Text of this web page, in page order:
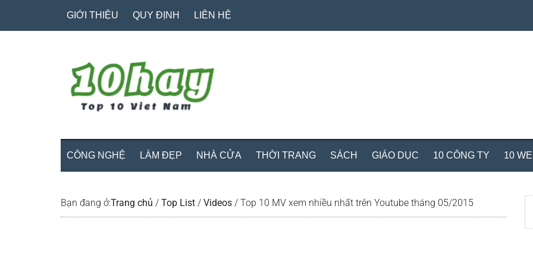
GIỚI THIỆU QUY ĐỊNH LIÊN HỆ
CÔNG NGHỆ LÀM ĐẸP NHÀ CỬA THỜI TRANG SÁCH GIÁO DỤC 10 CÔNG TY 10
Bạn đang ở:Trang chủ / Top List / Videos / Top 10 MV xem nhiều nhất trên Youtube tháng 05/2015